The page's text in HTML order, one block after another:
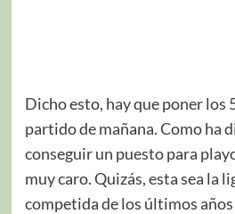
Dicho esto, hay que poner los
partido de mañana. Como ha
conseguir un puesto para
muy caro. Quizás, esta sea la
competida de los últimos años